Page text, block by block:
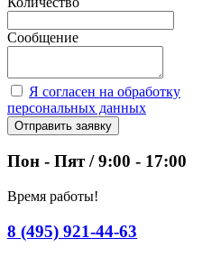
Сообщение
Я согласен на обработку
персональных данных
Отправить заявку
Пон - Пят / 9:00 - 17:00
Время работы!
8 (495) 921-44-63